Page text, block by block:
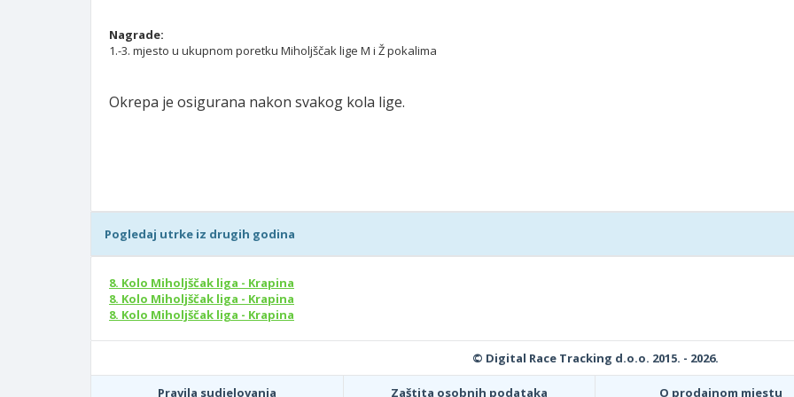
Nagrade:
1.-3. mjesto u ukupnom poretku Miholjščak lige M i Ž pokalima
Okrepa je osigurana nakon svakog kola lige.
Pogledaj utrke iz drugih godina
8. Kolo Miholjščak liga - Krapina
8. Kolo Miholjščak liga - Krapina
8. Kolo Miholjščak liga - Krapina
© Digital Race Tracking d.o.o. 2015. - 2026.
Pravila sudjelovanja Zaštita osobnih podataka O prodajnom mjestu